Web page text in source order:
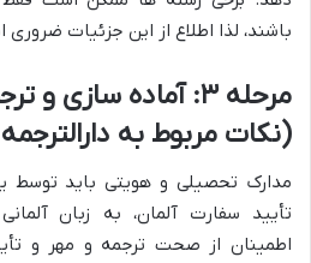
باشند، لذا اطلاع از این جزئیات
مرحله ۳: آماده سازی
(نکات مربوط به
مدارک تحصیلی و هویتی باید توسط
تأیید سفارت آلمان، به زبان
اطمینان از صحت ترجمه و مهر و